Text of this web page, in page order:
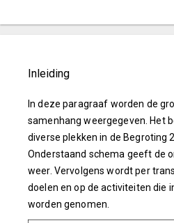
Inleiding
In deze paragraaf worden de
samenhang weergegeven. Het
diverse plekken in de Begroting
Onderstaand schema geeft de
weer. Vervolgens wordt per
doelen en op de activiteiten die
worden genomen.